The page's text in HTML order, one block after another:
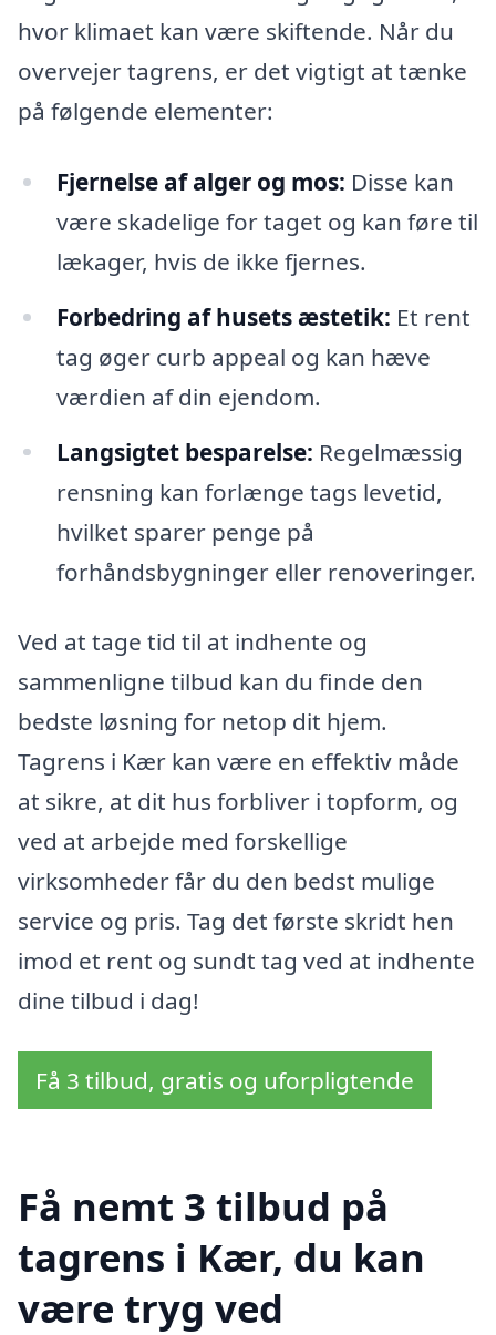
hvor klimaet kan være skiftende. Når du
overvejer tagrens, er det vigtigt at tænke
på følgende elementer:
Fjernelse af alger og mos: Disse kan
være skadelige for taget og kan føre til
lækager, hvis de ikke fjernes.
Forbedring af husets æstetik: Et rent
tag øger curb appeal og kan hæve
værdien af din ejendom.
Langsigtet besparelse: Regelmæssig
rensning kan forlænge tags levetid,
hvilket sparer penge på
forhåndsbygninger eller renoveringer.
Ved at tage tid til at indhente og
sammenligne tilbud kan du finde den
bedste løsning for netop dit hjem.
Tagrens i Kær kan være en effektiv måde
at sikre, at dit hus forbliver i topform, og
ved at arbejde med forskellige
virksomheder får du den bedst mulige
service og pris. Tag det første skridt hen
imod et rent og sundt tag ved at indhente
dine tilbud i dag!
Få 3 tilbud, gratis og uforpligtende
Få nemt 3 tilbud på
tagrens i Kær, du kan
være tryg ved